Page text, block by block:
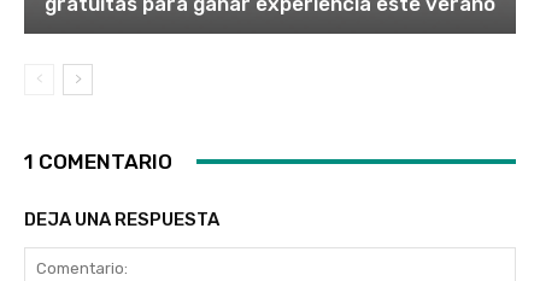
1 COMENTARIO
DEJA UNA RESPUESTA